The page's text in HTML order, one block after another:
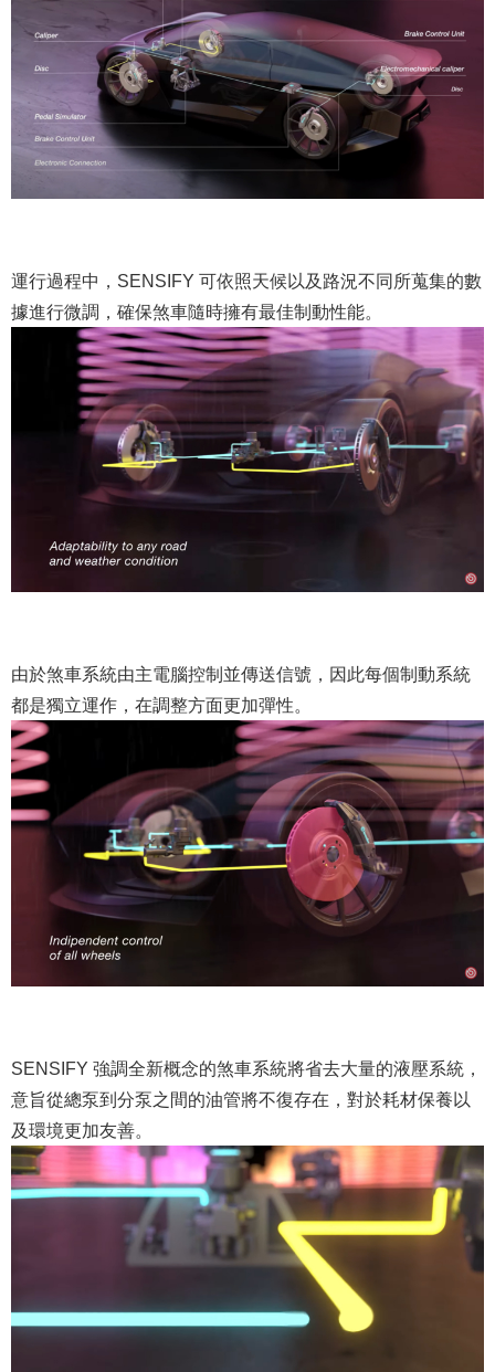
運行過程中，SENSIFY 可依照天候以及路況不同所蒐集的數
據進行微調，確保煞車隨時擁有最佳制動性能。
由於煞車系統由主電腦控制並傳送信號，因此每個制動系統
都是獨立運作，在調整方面更加彈性。
SENSIFY 強調全新概念的煞車系統將省去大量的液壓系統，
意旨從總泵到分泵之間的油管將不復存在，對於耗材保養以
及環境更加友善。